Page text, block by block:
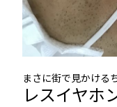
まさに街で見かける
レスイヤホ